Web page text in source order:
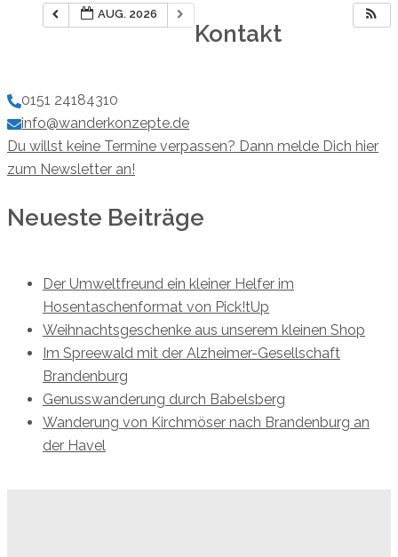
AUG. 2026
Kontakt
0151 24184310
info@wanderkonzepte.de
Du willst keine Termine verpassen? Dann melde Dich hier
zum Newsletter an!
Neueste Beiträge
Der Umweltfreund ein kleiner Helfer im
Hosentaschenformat von Pick!tUp
Weihnachtsgeschenke aus unserem kleinen Shop
Im Spreewald mit der Alzheimer-Gesellschaft
Brandenburg
Genusswanderung durch Babelsberg
Wanderung von Kirchmöser nach Brandenburg an
der Havel